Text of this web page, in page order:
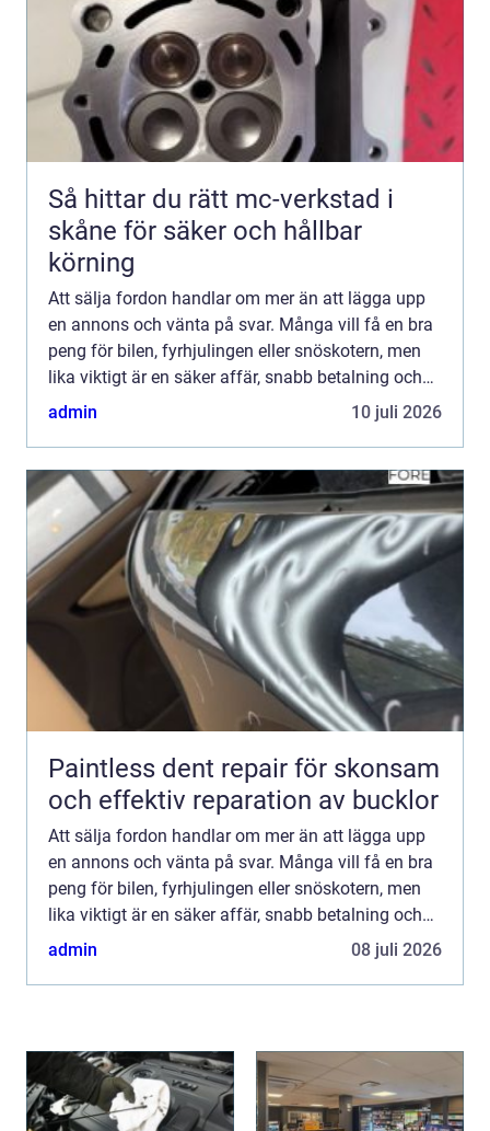
Så hittar du rätt mc-verkstad i
skåne för säker och hållbar
körning
Att sälja fordon handlar om mer än att lägga upp
en annons och vänta på svar. Många vill få en bra
peng för bilen, fyrhjulingen eller snöskotern, men
lika viktigt är en säker affär, snabb betalning och
så lite krångel som möjligt. Med rätt förberedel...
admin 10 juli 2026
Paintless dent repair för skonsam
och effektiv reparation av bucklor
Att sälja fordon handlar om mer än att lägga upp
en annons och vänta på svar. Många vill få en bra
peng för bilen, fyrhjulingen eller snöskotern, men
lika viktigt är en säker affär, snabb betalning och
så lite krångel som möjligt. Med rätt förberedel...
admin 08 juli 2026